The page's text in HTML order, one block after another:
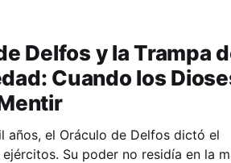
Delfos y la Trampa
Cuando los
años, el Oráculo de Delfos dictó el
Su poder no residía en la